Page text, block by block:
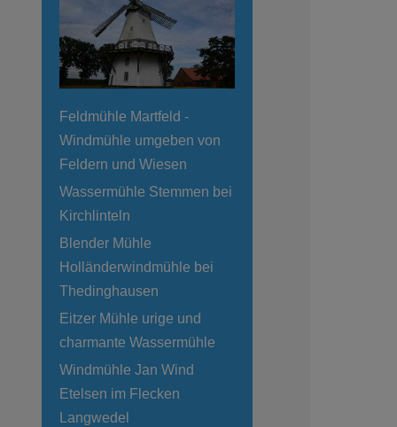
Feldmühle Martfeld -
Windmühle umgeben von
Feldern und Wiesen
Wassermühle Stemmen bei
Kirchlinteln
Blender Mühle
Holländerwindmühle bei
Thedinghausen
Eitzer Mühle urige und
charmante Wassermühle
Windmühle Jan Wind
Etelsen im Flecken
Langwedel